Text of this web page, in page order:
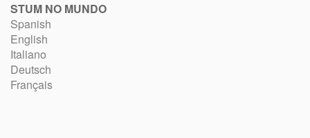
STUM NO MUNDO
Spanish
English
Italiano
Deutsch
Français